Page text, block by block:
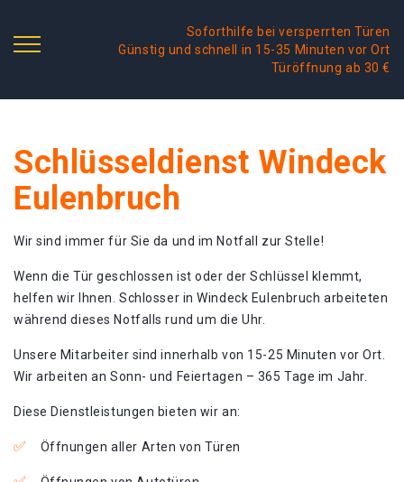
Soforthilfe bei versperrten Türen
Günstig und schnell in 15-35 Minuten vor Ort
Türöffnung ab 30 €
Schlüsseldienst Windeck
Eulenbruch
Wir sind immer für Sie da und im Notfall zur Stelle!
Wenn die Tür geschlossen ist oder der Schlüssel klemmt,
helfen wir Ihnen. Schlosser in Windeck Eulenbruch arbeiteten
während dieses Notfalls rund um die Uhr.
Unsere Mitarbeiter sind innerhalb von 15-25 Minuten vor Ort.
Wir arbeiten an Sonn- und Feiertagen – 365 Tage im Jahr.
Diese Dienstleistungen bieten wir an:
Öffnungen aller Arten von Türen